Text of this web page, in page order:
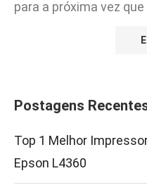
para a próxima vez
Postagens
Top 1 Melhor
Epson L4360